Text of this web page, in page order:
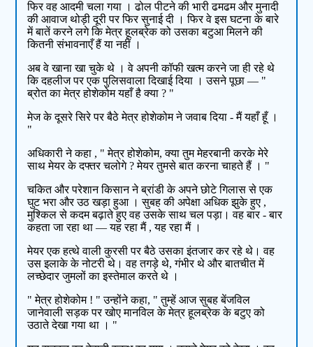
फिर वह आदमी चला गया । ढोल पीटने की भारी ढमढम और मुनादी
की आवाज थोड़ी दूरी पर फिर सुनाई दी । फिर वे इस घटना के बारे
में बातें करने लगे कि मेत्र हूलब्रेक को उसका बटुआ मिलने की
कितनी संभावनाएँ हैं या नहीं ।
अब वे खाना खा चुके थे । वे अपनी कॉफी खत्म करने जा ही रहे थे
कि दहलीज पर एक पुलिसवाला दिखाई दिया । उसने पूछा — "
ब्रोत का मेत्र होशेकोम यहाँ है क्या ? "
मेज के दूसरे सिरे पर बैठे मेत्र होशेकोम ने जवाब दिया - मैं यहाँ हूँ ।
"
अधिकारी ने कहा , " मेत्र होशेकोम, क्या तुम मेहरबानी करके मेरे
साथ मेयर के दफ्तर चलोगे ? मेयर तुमसे बात करना चाहते हैं । "
चकित और परेशान किसान ने ब्रांडी के अपने छोटे गिलास से एक
घुट भरा और उठ खड़ा हुआ । सुबह की अपेक्षा अधिक झुके हुए ,
मुश्किल से कदम बढ़ाते हुए वह उसके साथ चल पड़ा। वह बार - बार
कहता जा रहा था — यह रहा मैं , यह रहा मैं ।
मेयर एक हत्थे वाली कुरसी पर बैठे उसका इंतजार कर रहे थे। वह
उस इलाके के नोटरी थे। वह तगड़े थे, गंभीर थे और बातचीत में
लच्छेदार जुमलों का इस्तेमाल करते थे ।
" मेत्र होशेकोम ! " उन्होंने कहा, " तुम्हें आज सुबह बेंजविल
जानेवाली सड़क पर खोए मानविल के मेत्र हूलब्रेक के बटुए को
उठाते देखा गया था । "